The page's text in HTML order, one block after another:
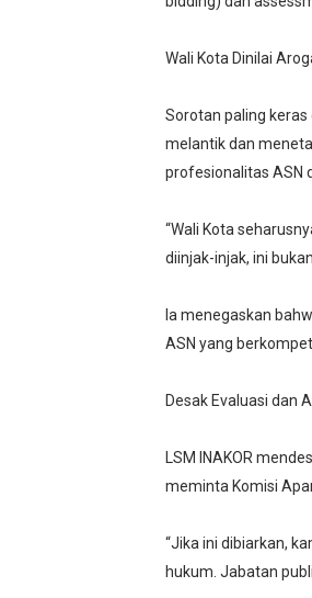
Wali Kota Dinilai
Sorotan paling keras
melantik dan
profesionalitas ASN
“Wali Kota
diinjak-injak, ini
Ia menegaskan
ASN yang
Desak Evaluasi dan
LSM INAKOR
meminta Komisi
“Jika ini dibiarkan,
hukum. Jabatan